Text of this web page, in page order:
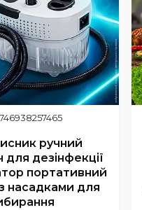
ручний
для дезінфекції
портативний
насадками для